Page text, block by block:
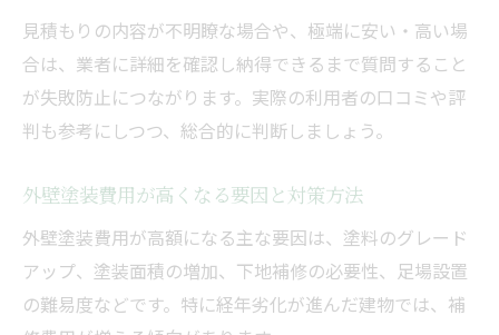
見積もりの内容が不明瞭な場合や、極端に安い・高い場
合は、業者に詳細を確認し納得できるまで質問すること
が失敗防止につながります。実際の利用者の口コミや評
判も参考にしつつ、総合的に判断しましょう。
外壁塗装費用が高くなる要因と対策方法
外壁塗装費用が高額になる主な要因は、塗料のグレード
アップ、塗装面積の増加、下地補修の必要性、足場設置
の難易度などです。特に経年劣化が進んだ建物では、補